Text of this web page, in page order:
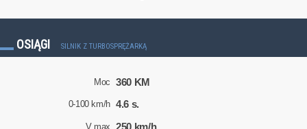
OSIĄGI SILNIK Z TURBOSPRĘŻARKĄ
Moc 360 KM
0-100 km/h 4.6 s.
V max 250 km/h